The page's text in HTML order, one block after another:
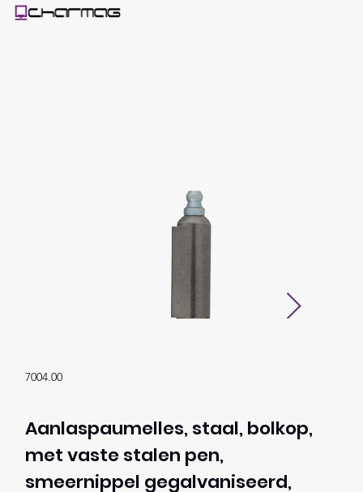
7004.00
Aanlaspaumelles, staal, bolkop,
met vaste stalen pen,
smeernippel gegalvaniseerd,